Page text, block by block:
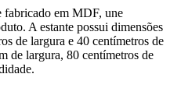
fabricado em MDF, une
A estante possui dimensões
de largura e 40 centímetros de
de largura, 80 centímetros de